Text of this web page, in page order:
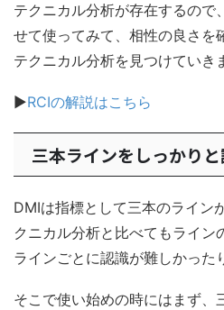
テクニカル分析が存在するので
せて使ってみて、相性の良さを
テクニカル分析を見つけていき
▶RCIの解説はこちら
三本ラインをしっかり
DMIは指標として三本のライン
クニカル分析と比べてもライン
ラインごとに認識が難しかった
そこで使い始めの時にはまず、